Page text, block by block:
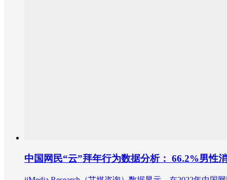
中国网民“云”拜年行为数据分析： 66.2%男性